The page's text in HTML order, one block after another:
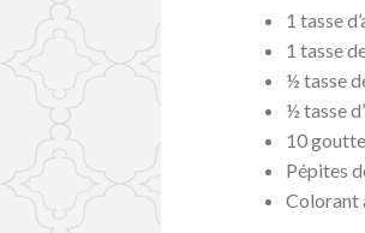
1 tasse
1 tasse
½ tasse
½ tasse
10
Pépites
Colorant